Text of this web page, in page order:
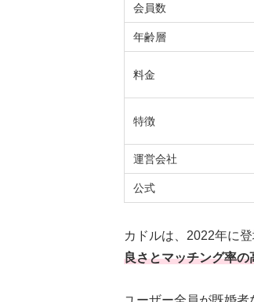
会員数
年齢層
料金
特徴
運営会社
公式
カドルは、2022年に
良さとマッチング率の